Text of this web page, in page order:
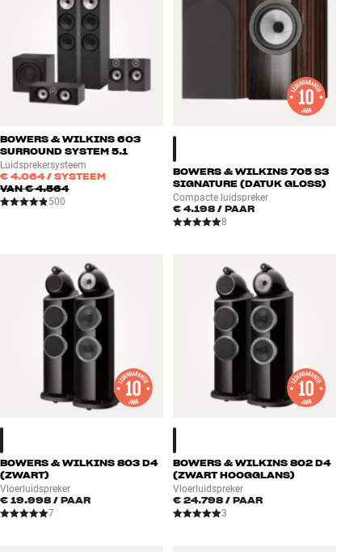
BOWERS & WILKINS 603
SURROUND SYSTEM 5.1
Luidsprekersysteem
€ 4.064/ SYSTEEM
VAN€ 4.564
500
BOWERS & WILKINS 705 S3
SIGNATURE (DATUK GLOSS)
Compacte luidspreker
€ 4.198 / PAAR
8
BOWERS & WILKINS 803 D4
(ZWART)
Vloerluidspreker
€ 19.998 / PAAR
7
BOWERS & WILKINS 802 D4
(ZWART HOOGGLANS)
Vloerluidspreker
€ 24.798 / PAAR
3